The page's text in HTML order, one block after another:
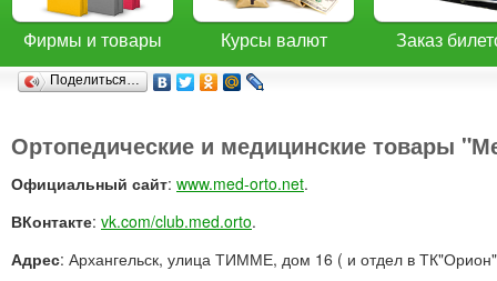
Фирмы и товары Курсы валют Заказ
Поделиться…
Ортопедические и медицинские товары
Официальный сайт: www.med-orto.net.
ВКонтакте: vk.com/club.med.orto.
Адрес: Архангельск, улица ТИММЕ, дом 16 ( и отдел в